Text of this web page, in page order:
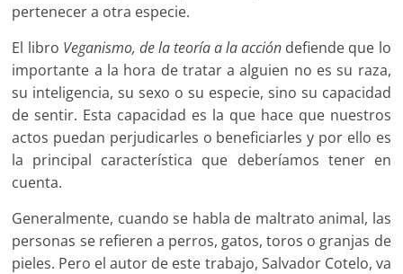
pertenecer a otra especie.
El libro Veganismo, de la teoría a la acción defiende que lo
importante a la hora de tratar a alguien no es su raza,
su inteligencia, su sexo o su especie, sino su capacidad
de sentir. Esta capacidad es la que hace que nuestros
actos puedan perjudicarles o beneficiarles y por ello es
la principal característica que deberíamos tener en
cuenta.
Generalmente, cuando se habla de maltrato animal, las
personas se refieren a perros, gatos, toros o granjas de
pieles. Pero el autor de este trabajo, Salvador Cotelo, va